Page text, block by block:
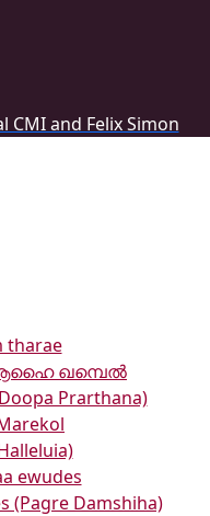
CMI and Felix Simon
tharae
ആഹൈ ഖമ്പെൽ
Prarthana)
ewudes
(Pagre Damshiha)